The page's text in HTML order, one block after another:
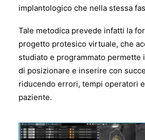
implantologico che nella stessa
Tale metodica prevede infatti la
progetto protesico virtuale, che
studiato e programmato permette
di posizionare e inserire con
riducendo errori, tempi operatori
paziente.